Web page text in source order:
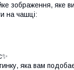
зображення, яке
на чашці:
яка вам